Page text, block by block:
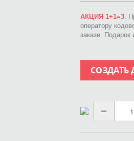
АКЦИЯ 1+1=3.
оператору
заказе. Подарок
СОЗДАТЬ